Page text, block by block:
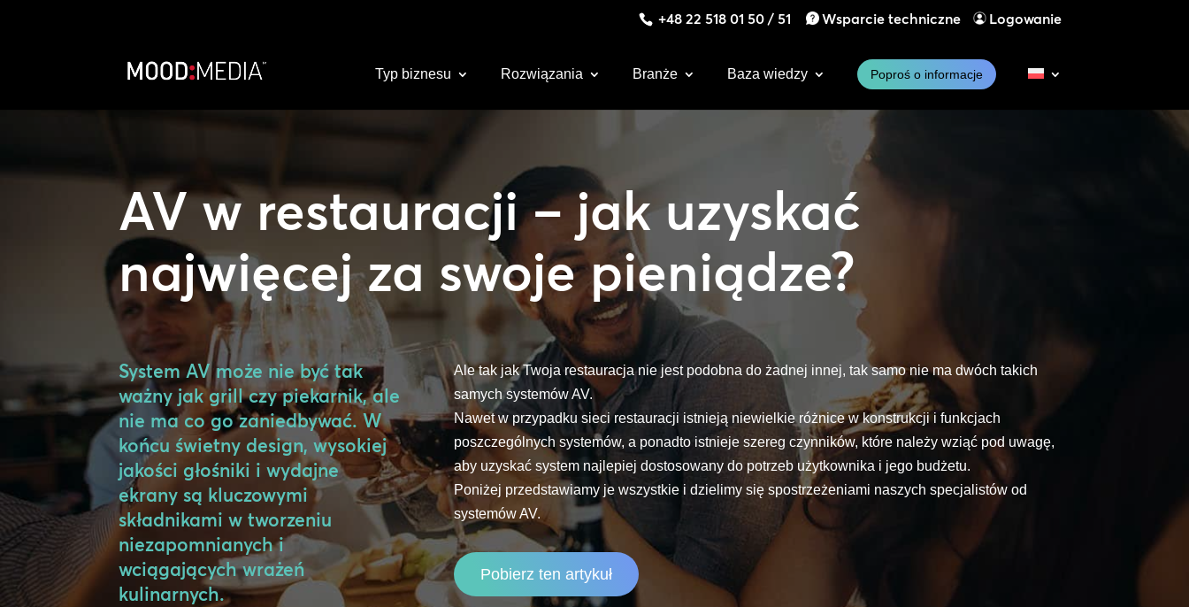
+48 22 518 01 50 / 51 Wsparcie techniczne Logowanie
Typ biznesu Rozwiązania Branże Baza wiedzy Poproś o informacje
AV w restauracji – jak uzyskać
najwięcej za swoje pieniądze?
System AV może nie być tak
ważny jak grill czy piekarnik, ale
nie ma co go zaniedbywać. W
końcu świetny design, wysokiej
jakości głośniki i wydajne
ekrany są kluczowymi
składnikami w tworzeniu
niezapomnianych i
wciągających wrażeń
kulinarnych.
Ale tak jak Twoja restauracja nie jest podobna do żadnej innej, tak samo nie ma dwóch takich
samych systemów AV.
Nawet w przypadku sieci restauracji istnieją niewielkie różnice w konstrukcji i funkcjach
poszczególnych systemów, a ponadto istnieje szereg czynników, które należy wziąć pod uwagę,
aby uzyskać system najlepiej dostosowany do potrzeb użytkownika i jego budżetu.
Poniżej przedstawiamy je wszystkie i dzielimy się spostrzeżeniami naszych specjalistów od
systemów AV.
Pobierz ten artykuł